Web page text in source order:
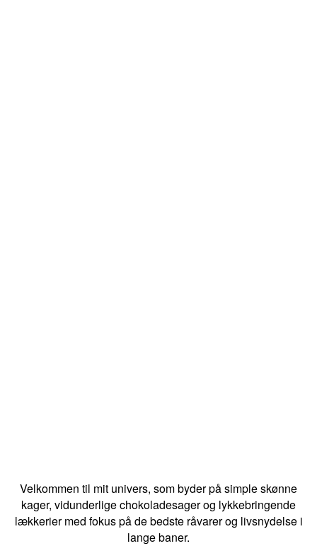
Velkommen til mit univers, som byder på simple skønne
kager, vidunderlige chokoladesager og lykkebringende
lækkerier med fokus på de bedste råvarer og livsnydelse i
lange baner.